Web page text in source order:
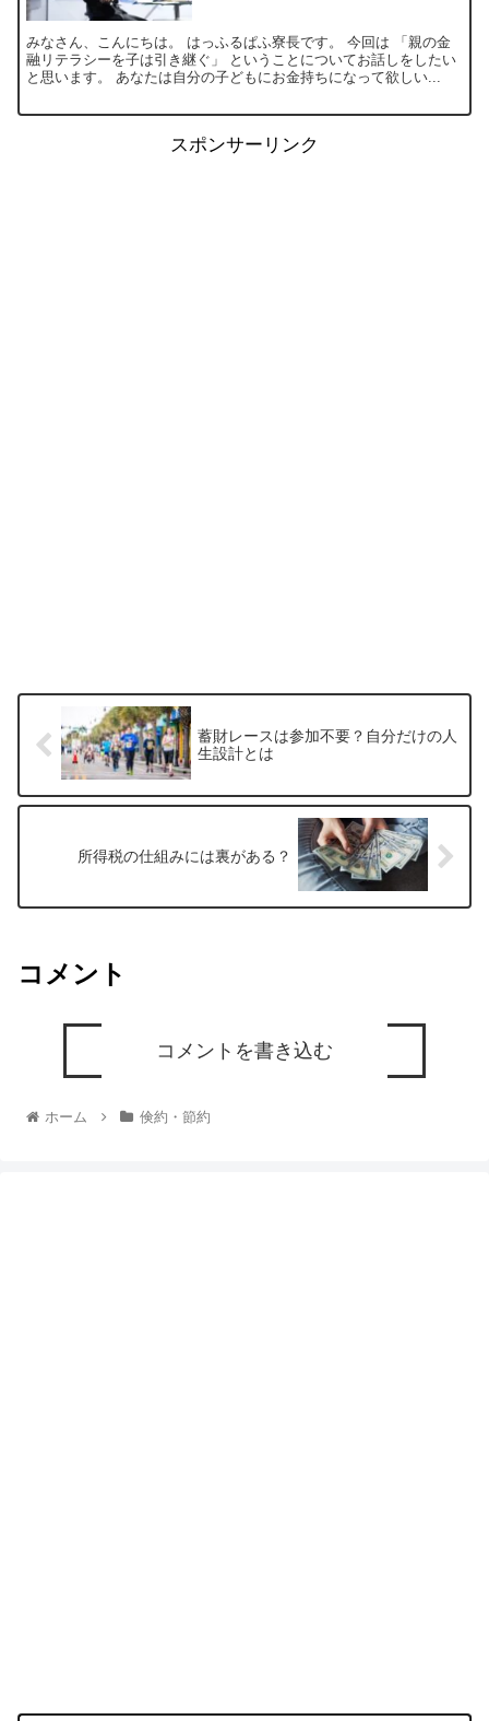
みなさん、こんにちは。 はっふるぱふ寮長です。 今回は 「親の金
融リテラシーを子は引き継ぐ」 ということについてお話しをしたい
と思います。 あなたは自分の子どもにお金持ちになって欲しい...
スポンサーリンク
蓄財レースは参加不要？自分だけの人
生設計とは
所得税の仕組みには裏がある？
コメント
コメントを書き込む
ホーム 倹約・節約